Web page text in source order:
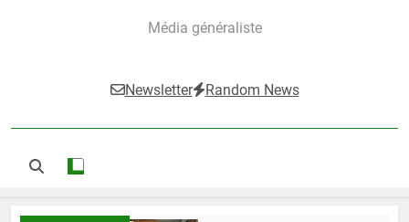
Média généraliste
Newsletter Random News